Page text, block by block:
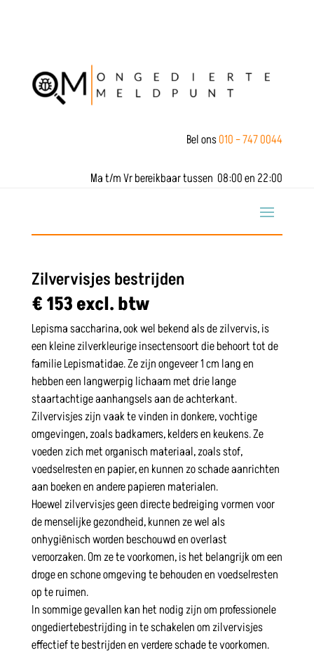
Bel ons010 – 747 0044
Ma t/m Vr bereikbaar tussen 08:00 en 22:00
Zilvervisjes bestrijden
€ 153 excl. btw
Lepisma saccharina, ook wel bekend als de zilvervis, is
een kleine zilverkleurige insectensoort die behoort tot de
familie Lepismatidae. Ze zijn ongeveer 1 cm lang en
hebben een langwerpig lichaam met drie lange
staartachtige aanhangsels aan de achterkant.
Zilvervisjes zijn vaak te vinden in donkere, vochtige
omgevingen, zoals badkamers, kelders en keukens. Ze
voeden zich met organisch materiaal, zoals stof,
voedselresten en papier, en kunnen zo schade aanrichten
aan boeken en andere papieren materialen.
Hoewel zilvervisjes geen directe bedreiging vormen voor
de menselijke gezondheid, kunnen ze wel als
onhygiënisch worden beschouwd en overlast
veroorzaken. Om ze te voorkomen, is het belangrijk om een
droge en schone omgeving te behouden en voedselresten
op te ruimen.
In sommige gevallen kan het nodig zijn om professionele
ongediertebestrijding in te schakelen om zilvervisjes
effectief te bestrijden en verdere schade te voorkomen.